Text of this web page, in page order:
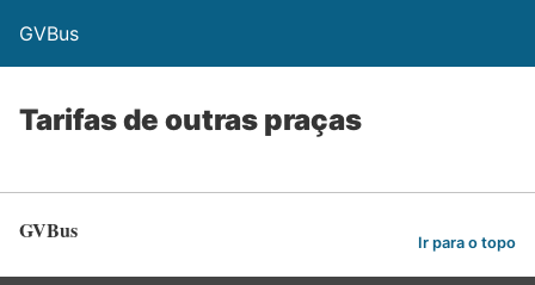
GVBus
Tarifas de outras praças
GVBus Ir para o topo